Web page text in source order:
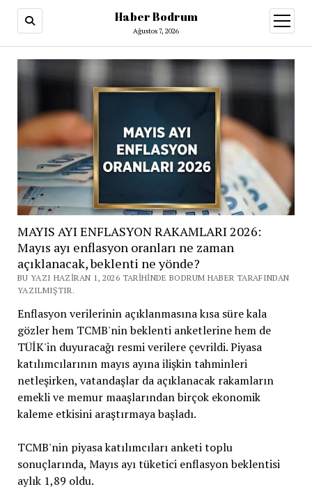
Haber Bodrum
Ağustos 7, 2026
aç
MAYIS AYI ENFLASYON RAKAMLARI 2026:
Mayıs ayı enflasyon oranları ne zaman
açıklanacak, beklenti ne yönde?
BU YAZI HAZIRAN 1, 2026 TARIHINDE BODRUM HABER TARAFINDAN
YAZILMIŞTIR.
Enflasyon verilerinin açıklanmasına kısa süre kala
gözler hem TCMB'nin beklenti anketlerine hem de
TÜİK'in duyuracağı resmi verilere çevrildi. Piyasa
katılımcılarının mayıs ayına ilişkin tahminleri
netleşirken, vatandaşlar da açıklanacak rakamların
emekli ve memur maaşlarından birçok ekonomik
kaleme etkisini araştırmaya başladı.
TCMB'nin piyasa katılımcıları anketi toplu
sonuçlarında, Mayıs ayı tüketici enflasyon beklentisi
aylık 1,89 oldu.